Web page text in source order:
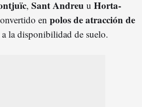
, Sant Andreu u Horta-
en polos de atracción de
la disponibilidad de suelo.